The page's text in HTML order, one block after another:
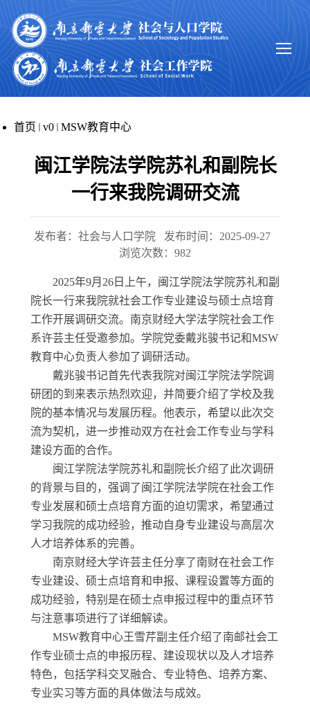
首页 v0 MSW教育中心
闽江学院法学院苏礼和副院长
一行来我院调研交流
发布者：社会与人口学院
发布时间：2025-09-27
浏览次数： 982
2025年9月26日上午，闽江学院法学院苏礼和副
院长一行来我院就社会工作专业建设与硕士点培育
工作开展调研交流。南京财经大学法学院社会工作
系许芸主任受邀参加。 学院党委戴兆骏书记和MSW
教育中心负责人参加了调研活动。
戴兆骏书记首先代表我院对闽江学院法学院调
研团的到来表示热烈欢迎，并简要介绍了学校及我
院的基本情况与发展历程。他表示，希望以此次交
流为契机，进一步推动双方在社会工作专业与学科
建设方面的合作。
闽江学院法学院苏礼和副院长介绍了此次调研
的背景与目的，强调了闽江学院法学院在社会工作
专业发展和硕士点培育方面的迫切需求，希望通过
学习我院的成功经验，推动自身专业建设与高层次
人才培养体系的完善。
南京财经大学许芸主任分享了南财在社会工作
专业建设、 硕士点培育和申报、 课程设置等方面的
成功经验，特别是在硕士点申报过程中的重点环节
与注意事项进行了详细解读。
MSW教育中心王雪芹副主任介绍了南邮社会工
作专业硕士点的申报历程、建设现状以及人才培养
特色，包括学科交叉融合、专业特色、培养方案、
专业实习等方面的具体做法与成效。